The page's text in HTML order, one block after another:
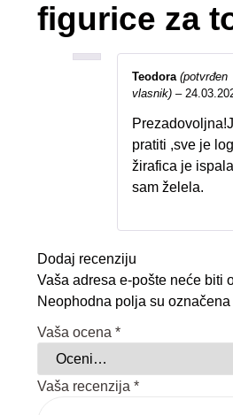
figurice za
Teodora(potvrđen
vlasnik) –
pratiti ,sve je
žirafica je
sam želela.
Dodaj recenziju
Vaša adresa e-pošte neće biti
Neophodna polja su
Vaša ocena*
Vaša recenzija*